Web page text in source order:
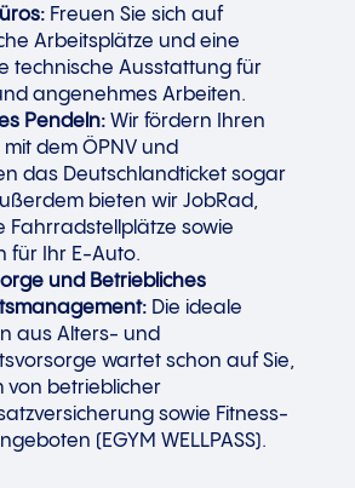
Freuen Sie sich auf
Arbeitsplätze und eine
technische Ausstattung für
angenehmes Arbeiten.
Pendeln: Wir fördern Ihren
dem ÖPNV und
das Deutschlandticket sogar
bieten wir JobRad,
Fahrradstellplätze sowie
für Ihr E-Auto.
und Betriebliches
Die ideale
aus Alters- und
wartet schon auf Sie,
von betrieblicher
sowie Fitness-
(EGYM WELLPASS).